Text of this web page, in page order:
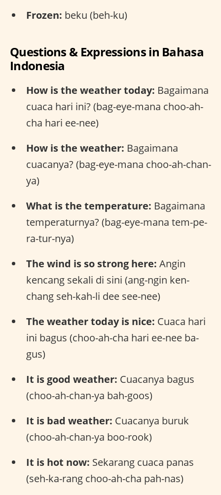
Frozen: beku (beh-ku)
Questions & Expressions in Bahasa
Indonesia
How is the weather today: Bagaimana
cuaca hari ini? (bag-eye-mana choo-ah-
cha hari ee-nee)
How is the weather: Bagaimana
cuacanya? (bag-eye-mana choo-ah-chan-
ya)
What is the temperature: Bagaimana
temperaturnya? (bag-eye-mana tem-pe-
ra-tur-nya)
The wind is so strong here: Angin
kencang sekali di sini (ang-ngin ken-
chang seh-kah-li dee see-nee)
The weather today is nice: Cuaca hari
ini bagus (choo-ah-cha hari ee-nee ba-
gus)
It is good weather: Cuacanya bagus
(choo-ah-chan-ya bah-goos)
It is bad weather: Cuacanya buruk
(choo-ah-chan-ya boo-rook)
It is hot now: Sekarang cuaca panas
(seh-ka-rang choo-ah-cha pah-nas)